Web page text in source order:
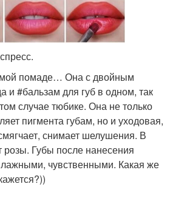
помаде… Она с двойным
и #бальзам для губ в одном, так
случае тюбике. Она не только
пигмента губам, но и уходовая,
снимает шелушения. В
розы. Губы после нанесения
чувственными. Какая же